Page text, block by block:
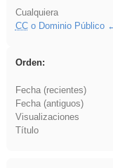
Cualquiera
CCo Dominio Público
Orden:
Fecha (recientes)
Fecha (antiguos)
Visualizaciones
Título